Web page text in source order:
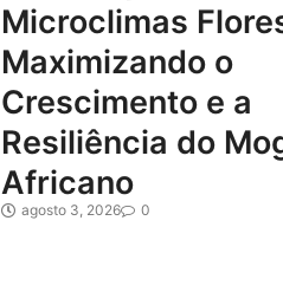
Microclimas
Maximizando o
Crescimento e a
Resiliência do
Africano
agosto 3, 2026 0